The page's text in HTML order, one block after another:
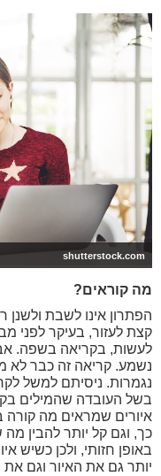
shutterstock.com
מה קוראים?
הפתרון אינו לשבת ולשנן
קצת לעזור, בעיקר לפני
לעשות, בקריאה בשפה.
נשמע. קריאה זה כבר לא
נגמרות. ניסיתם למשל
בשל העובדה שהמילים
איורים שמראים מה קורה
כך, וגם קל יותר להבין
באופן חזותי, ולכן כשיש
יותר גם את האיור וגם את